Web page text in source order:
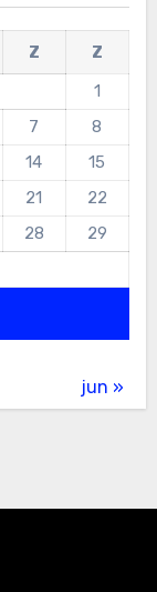
Z
Z
1
7
8
14
15
21
22
28
29
jun »